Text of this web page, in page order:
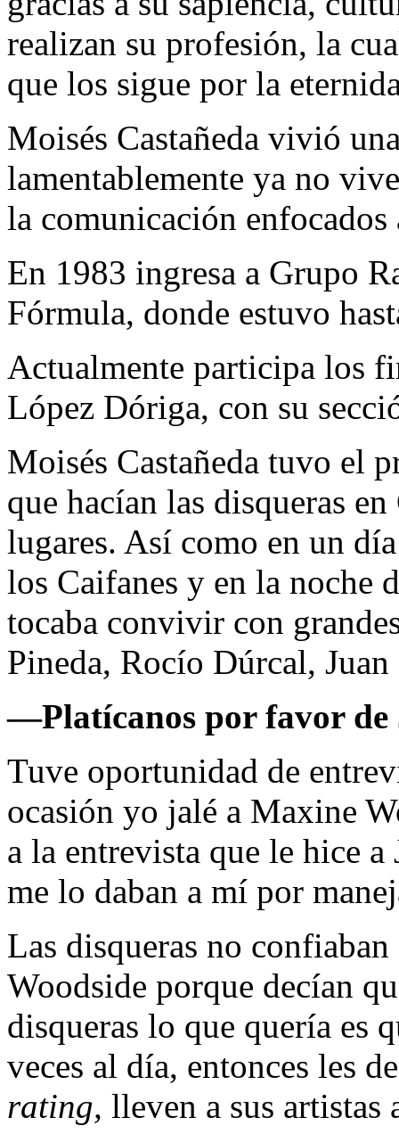
realizan su profesión, la
que los sigue por la
Moisés Castañeda vivió
lamentablemente ya no
la comunicación
En 1983 ingresa a Grupo
Fórmula, donde estuvo
Actualmente participa los
López Dóriga, con su
Moisés Castañeda tuvo el
que hacían las disqueras
lugares. Así como en un
los Caifanes y en la noche
tocaba convivir con
Pineda, Rocío Dúrcal,
—Platícanos por favor
Tuve oportunidad de
ocasión yo jalé a Maxine
a la entrevista que le hice
me lo daban a mí por
Las disqueras no
Woodside porque decían
disqueras lo que quería es
veces al día, entonces les
rating, lleven a sus artistas